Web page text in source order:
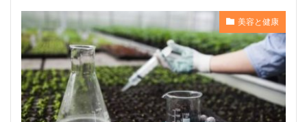
美容と健康